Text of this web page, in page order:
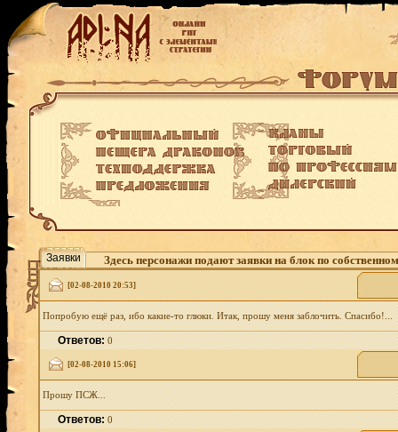
Заявки Здесь персонажи подают заявки на блок по
[02-08-2010 20:53]
Попробую ещё раз, ибо какие-то глюки. Итак, прошу меня заблочить. Спасибо!...
Ответов:0
[02-08-2010 15:06]
Прошу ПСЖ...
Ответов:0